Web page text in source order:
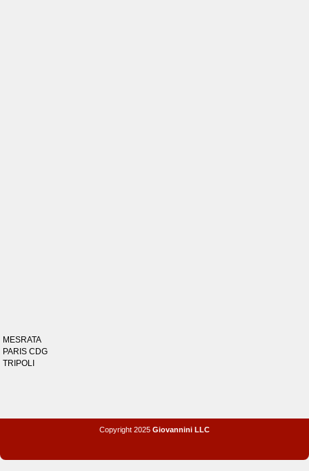
MESRATA
PARIS CDG
TRIPOLI
Copyright 2025 Giovannini LLC